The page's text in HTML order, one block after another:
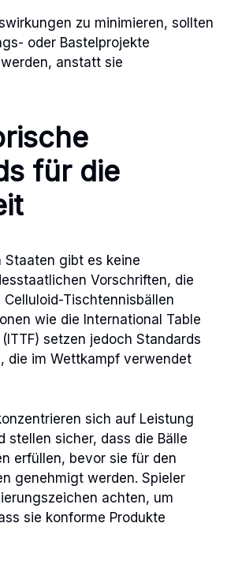
zu minimieren, sollten
oder Bastelprojekte
anstatt sie
für die
Staaten gibt es keine
Vorschriften, die
Tischtennisbällen
wie die International Table
setzen jedoch Standards
die im Wettkampf verwendet
sich auf Leistung
stellen sicher, dass die Bälle
erfüllen, bevor sie für den
genehmigt werden. Spieler
achten, um
sie konforme Produkte